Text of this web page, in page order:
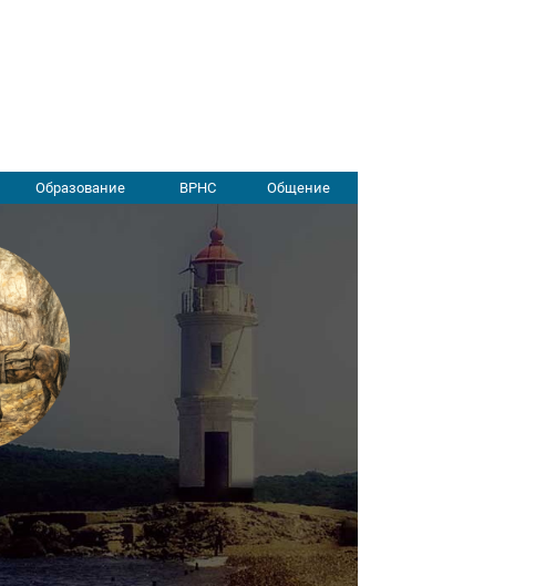
Образование ВРНС Общение